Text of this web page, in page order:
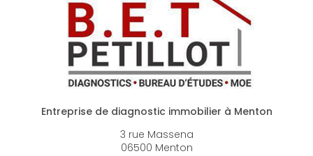
Entreprise de diagnostic immobilier à Menton
3 rue Massena
06500 Menton